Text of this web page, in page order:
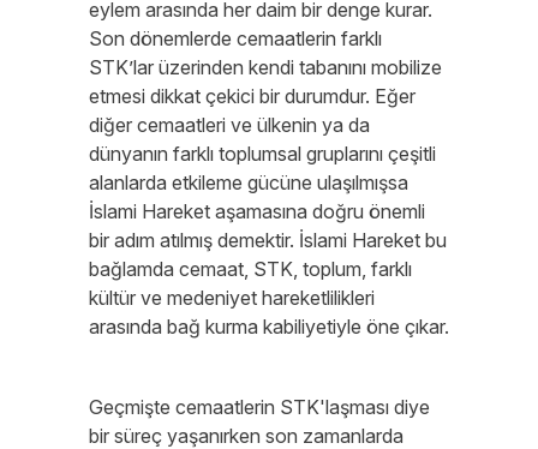
eylem arasında her daim bir denge kurar.
Son dönemlerde cemaatlerin farklı
STK’lar üzerinden kendi tabanını mobilize
etmesi dikkat çekici bir durumdur. Eğer
diğer cemaatleri ve ülkenin ya da
dünyanın farklı toplumsal gruplarını çeşitli
alanlarda etkileme gücüne ulaşılmışsa
İslami Hareket aşamasına doğru önemli
bir adım atılmış demektir. İslami Hareket bu
bağlamda cemaat, STK, toplum, farklı
kültür ve medeniyet hareketlilikleri
arasında bağ kurma kabiliyetiyle öne çıkar.
Geçmişte cemaatlerin STK'laşması diye
bir süreç yaşanırken son zamanlarda